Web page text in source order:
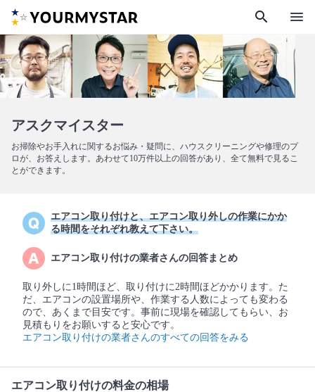
search menu
アスクマイスター
お掃除やお手入れに関するお悩み・疑問に、ハウスクリーニングや修理のプ
ロが、お答えします。あわせて10万件以上の回答があり、全て無料で見るこ
とができます。
エアコン取り付けと、エアコン取り外しの作業にかか
る時間をそれぞれ教えて下さい。
エアコン取り付けの業者さんの回答まとめ
取り外しに1時間ほど、取り付けに2時間ほどかかります。た
だ、エアコンの設置場所や、作業する人数によっても変わる
ので、あくまで目安です。事前に現場を確認してもらい、お
見積もりをお願いすると安心です。
エアコン取り付けの業者さんのすべての回答をみる
エアコン取り付けの料金の相場